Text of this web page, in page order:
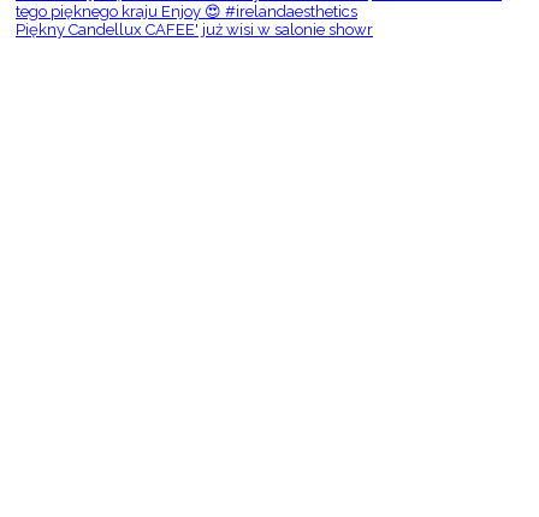
Piękny Candellux CAFEE' już wisi w salonie showr